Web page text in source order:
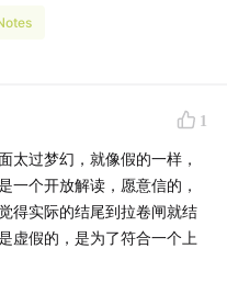
1
太过梦幻，就像假的一样，
一个开放解读，愿意信的，
得实际的结尾到拉卷闸就结
虚假的，是为了符合一个上